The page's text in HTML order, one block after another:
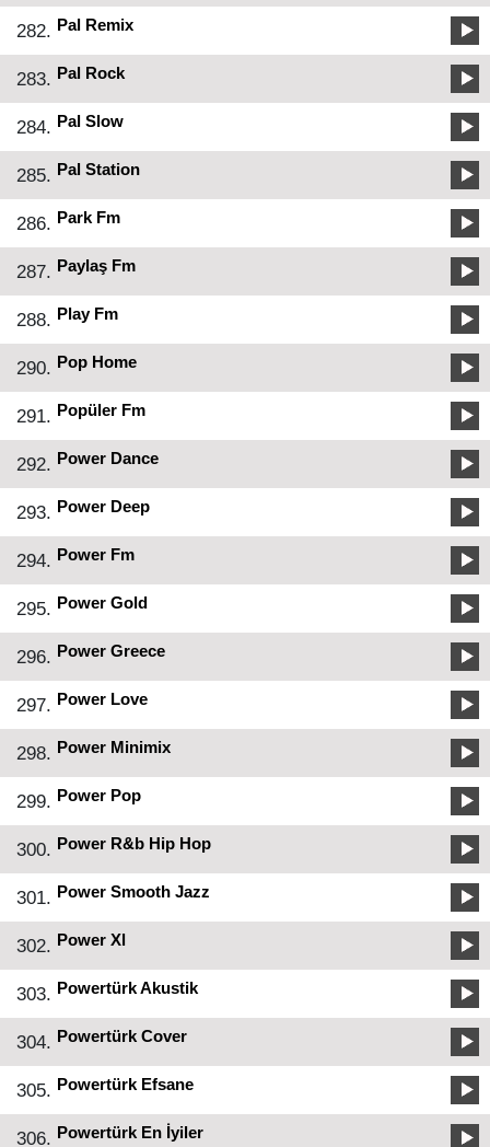
282. Pal Remix
283. Pal Rock
284. Pal Slow
285. Pal Station
286. Park Fm
287. Paylaş Fm
288. Play Fm
290. Pop Home
291. Popüler Fm
292. Power Dance
293. Power Deep
294. Power Fm
295. Power Gold
296. Power Greece
297. Power Love
298. Power Minimix
299. Power Pop
300. Power R&b Hip Hop
301. Power Smooth Jazz
302. Power Xl
303. Powertürk Akustik
304. Powertürk Cover
305. Powertürk Efsane
306. Powertürk En İyiler